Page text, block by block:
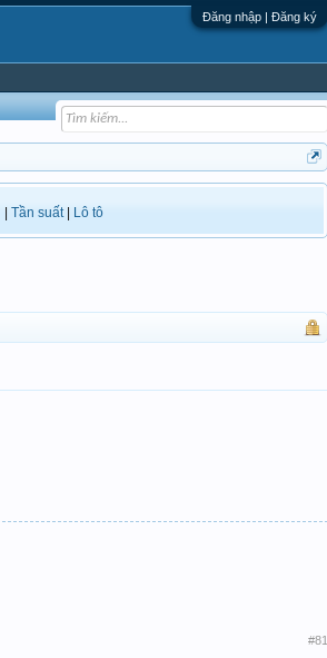
Đăng nhập | Đăng ký
Tần suất| Lô tô
#81